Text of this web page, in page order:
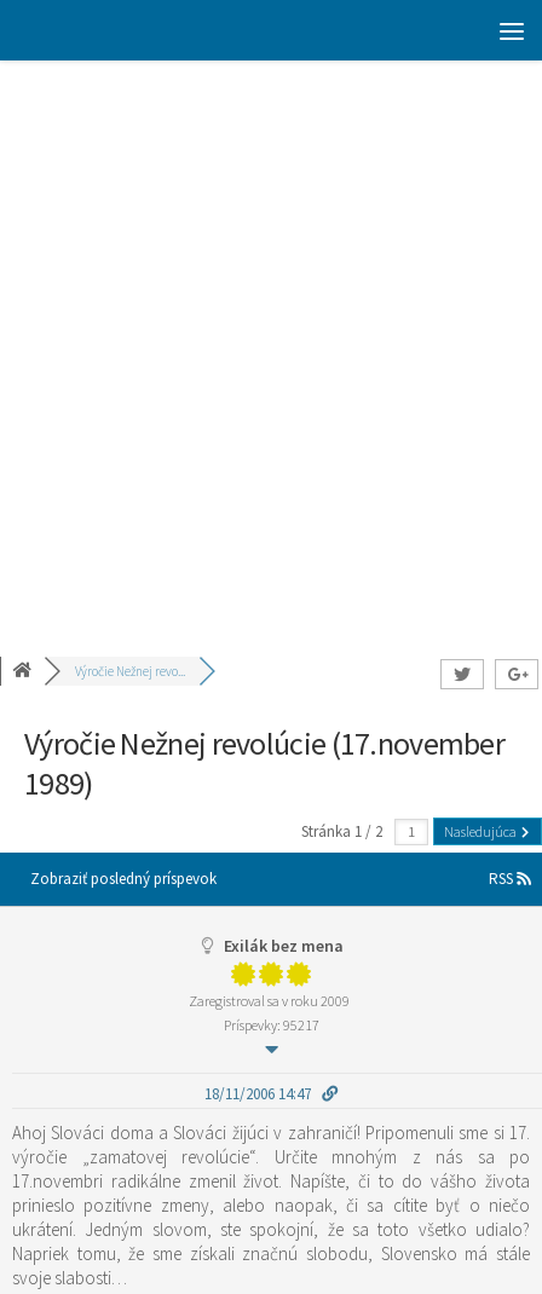
Výročie Nežnej revo...
Výročie Nežnej revolúcie (17.november
1989)
Stránka 1 / 2 Nasledujúca
Zobraziť posledný príspevok RSS
Exilák bez mena
Zaregistroval sa v roku 2009
Príspevky: 95217
18/11/2006 14:47
Ahoj Slováci doma a Slováci žijúci v zahraničí! Pripomenuli sme si 17.
výročie „zamatovej revolúcie“. Určite mnohým z nás sa po
17.novembri radikálne zmenil život. Napíšte, či to do vášho života
prinieslo pozitívne zmeny, alebo naopak, či sa cítite byť o niečo
ukrátení. Jedným slovom, ste spokojní, že sa toto všetko udialo?
Napriek tomu, že sme získali značnú slobodu, Slovensko má stále
svoje slabosti…